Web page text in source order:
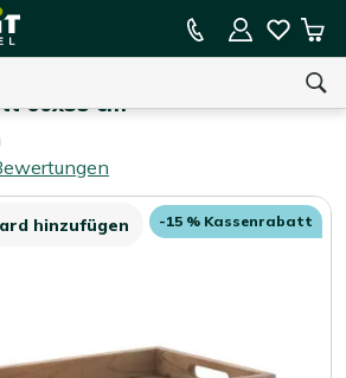
in Ihrem Warenkorb.
auf die gesamte Kollektion
60x35 cm
hinzufügen -15 % Kassenrabatt